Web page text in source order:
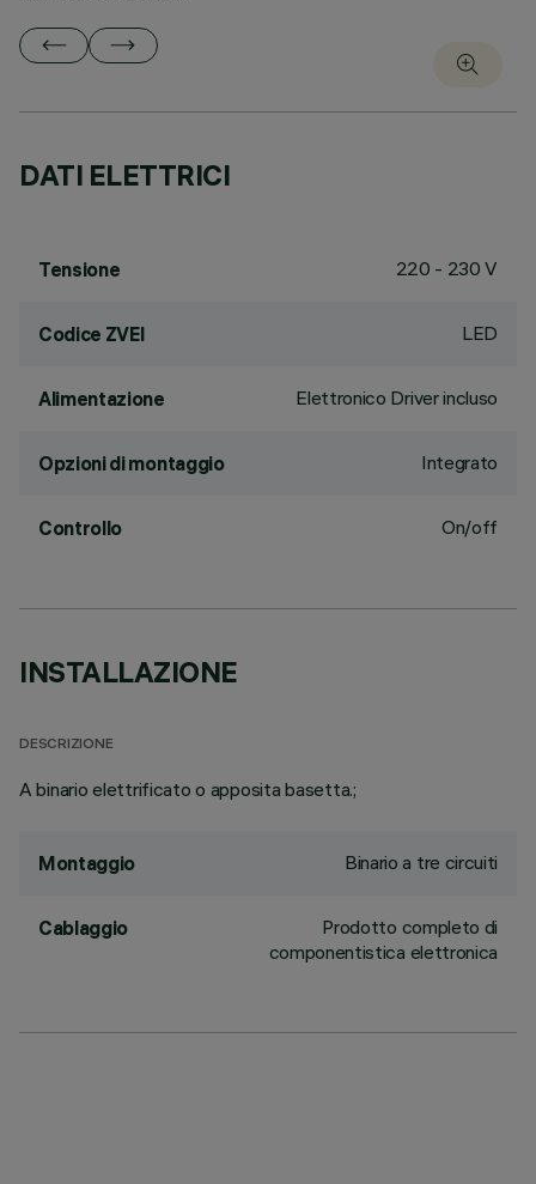
DATI ELETTRICI
Tensione 220 - 230 V
Codice ZVEI LED
Alimentazione Elettronico Driver incluso
Opzioni di montaggio Integrato
Controllo On/off
INSTALLAZIONE
DESCRIZIONE
A binario elettrificato o apposita basetta.;
Montaggio Binario a tre circuiti
Cablaggio
Prodotto completo di
componentistica elettronica